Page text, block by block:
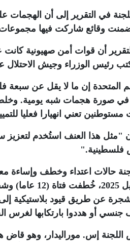
أن قوات أمن صهيونية
رئيس الوزراء وجيش الاحتلال
حتى 2026 في صورة هجمات شبه
تعني انهيارا فعليا
هذا العنف استُخدم لتعزيز
".
حالات اعتداء وخطف وإساءة
في 19 إبريل
عن طريق قيود بلاستيكية
جنسي أو هددوا بارتكابها
إس. موراليدار، وهو قاض